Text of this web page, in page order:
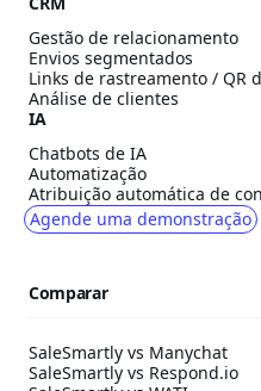
Gestão de relacionamento
Envios segmentados
Links de rastreamento / QR
Análise de clientes
IA
Chatbots de IA
Automatização
Atribuição automática de
Agende uma demonstração
Comparar
SaleSmartly vs Manychat
SaleSmartly vs Respond.io